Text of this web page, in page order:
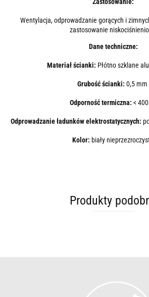
Zastosowanie:
Wentylacja, odprowadzanie gorących i
zastosowanie
Dane techniczne:
Materiał ścianki: Płótno szklane
Grubość ścianki: 0,5 mm
Odporność termiczna: <
Odprowadzanie ładunków elektrostatycznych:
Kolor: biały
Produkty